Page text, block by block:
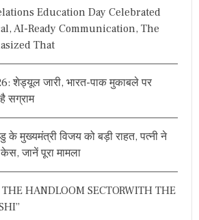
Education Day Celebrated
AI-Ready Communication, The
That
शेड्यूल जारी, भारत-पाक मुकाबले पर
सग्राम
मुख्यमंत्री विजय को बड़ी राहत, पत्नी ने
जानें पूरा मामला
THE HANDLOOM SECTORWITH THE